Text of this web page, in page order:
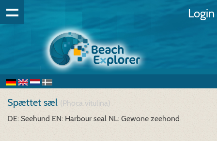
Login
Spættet sæl (Phoca vitulina)
DE: Seehund EN: Harbour seal NL: Gewone zeehond